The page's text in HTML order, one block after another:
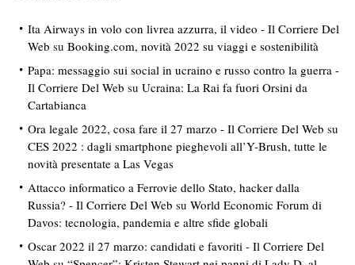
Ita Airways in volo con livrea azzurra, il video - Il Corriere Del
Web su Booking.com, novità 2022 su viaggi e sostenibilità
Papa: messaggio sui social in ucraino e russo contro la guerra -
Il Corriere Del Web su Ucraina: La Rai fa fuori Orsini da
Cartabianca
Ora legale 2022, cosa fare il 27 marzo - Il Corriere Del Web su
CES 2022 : dagli smartphone pieghevoli all’Y-Brush, tutte le
novità presentate a Las Vegas
Attacco informatico a Ferrovie dello Stato, hacker dalla
Russia? - Il Corriere Del Web su World Economic Forum di
Davos: tecnologia, pandemia e altre sfide globali
Oscar 2022 il 27 marzo: candidati e favoriti - Il Corriere Del